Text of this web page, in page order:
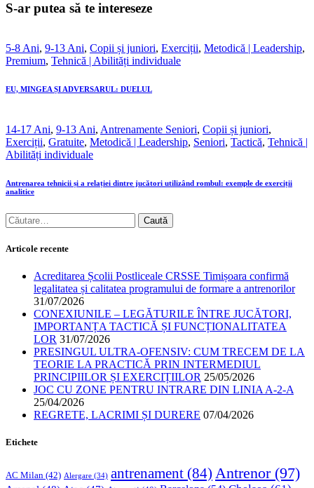
S-ar putea să te intereseze
5-8 Ani, 9-13 Ani, Copii și juniori, Exerciții, Metodică | Leadership,
Premium, Tehnică | Abilități individuale
EU, MINGEA ȘI ADVERSARUL: DUELUL
14-17 Ani, 9-13 Ani, Antrenamente Seniori, Copii și juniori,
Exerciții, Gratuite, Metodică | Leadership, Seniori, Tactică, Tehnică |
Abilități individuale
Antrenarea tehnicii și a relației dintre jucători utilizând rombul: exemple de exerciții
analitice
Caută
după:
Articole recente
Acreditarea Școlii Postliceale CRSSE Timișoara confirmă
legalitatea și calitatea programului de formare a antrenorilor
31/07/2026
CONEXIUNILE – LEGĂTURILE ÎNTRE JUCĂTORI,
IMPORTANȚA TACTICĂ ȘI FUNCȚIONALITATEA
LOR 31/07/2026
PRESINGUL ULTRA-OFENSIV: CUM TRECEM DE LA
TEORIE LA PRACTICĂ PRIN INTERMEDIUL
PRINCIPIILOR ȘI EXERCIȚIILOR 25/05/2026
JOC CU ZONE PENTRU INTRARE DIN LINIA A-2-A
25/04/2026
REGRETE, LACRIMI ȘI DURERE 07/04/2026
Etichete
AC Milan (42) Alergare (34) antrenament (84) Antrenor(97)